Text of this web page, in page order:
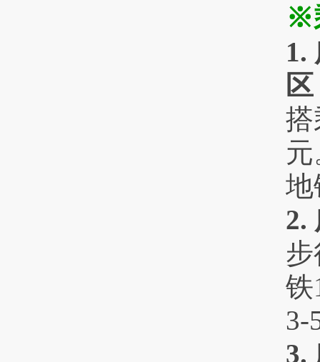
※
1.
区
搭
地
2.
铁
3-
3.